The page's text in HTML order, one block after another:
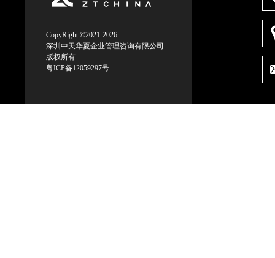
CopyRight ©2021-2026
深圳中天华夏企业管理咨询有限公司
版权所有
粤ICP备12059297号